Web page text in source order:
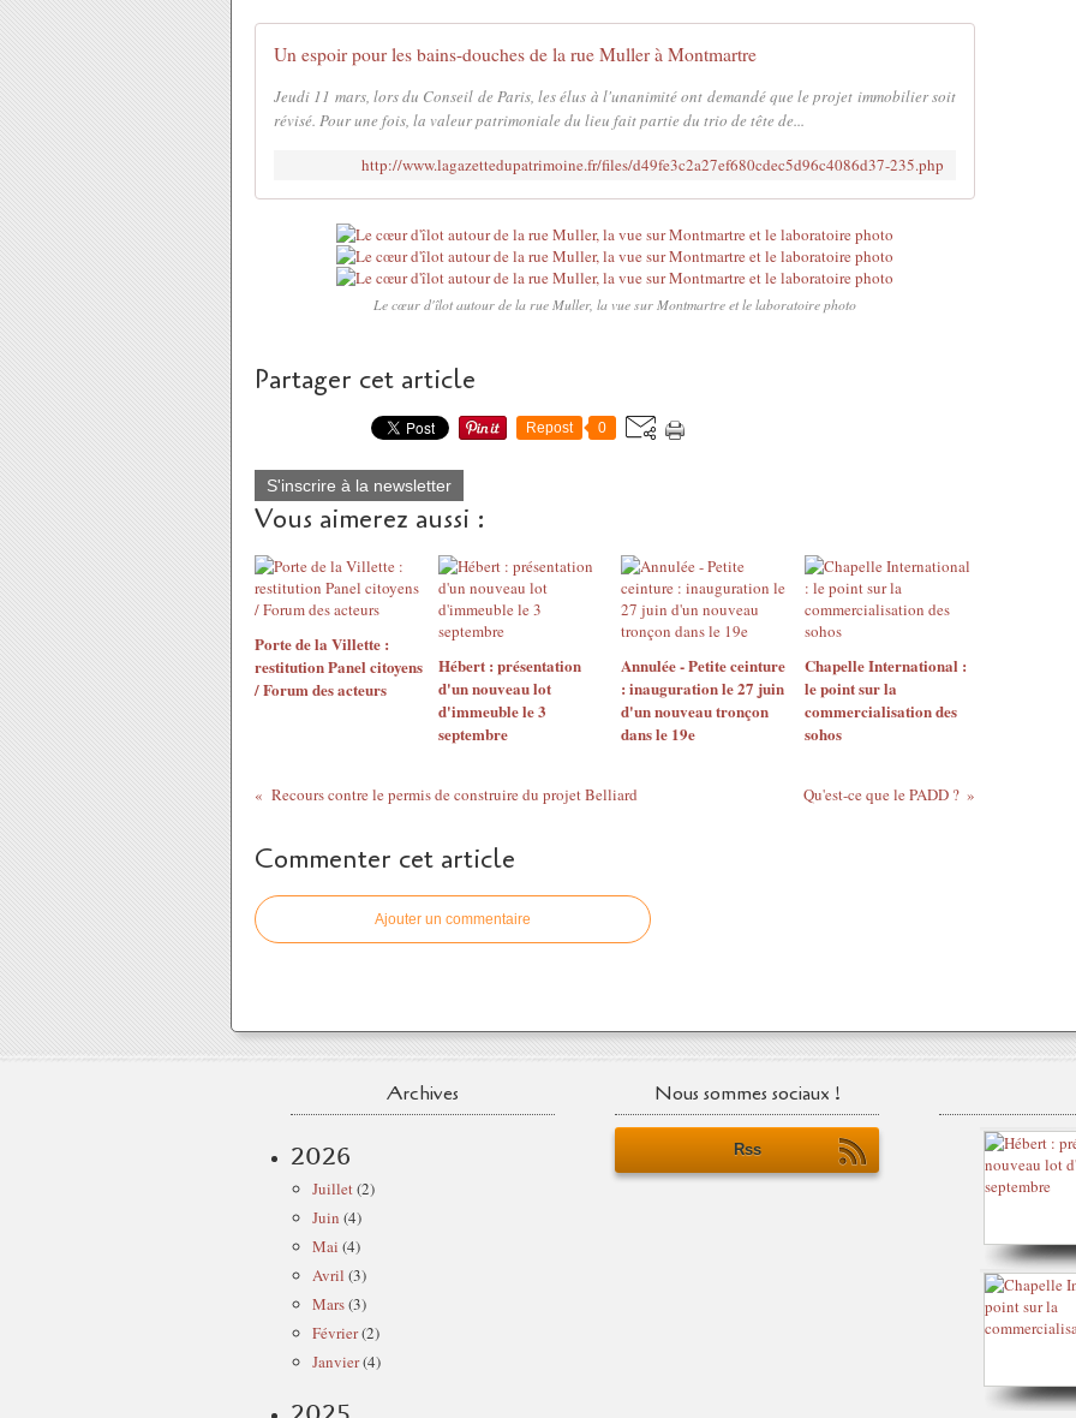
Un espoir pour les bains-douches de la rue Muller à Montmartre
Jeudi 11 mars, lors du Conseil de Paris, les élus à l'unanimité ont demandé que le projet immobilier soit
révisé. Pour une fois, la valeur patrimoniale du lieu fait partie du trio de tête de...
http://www.lagazettedupatrimoine.fr/files/d49fe3c2a27ef680cdec5d96c4086d37-235.php
Le cœur d'îlot autour de la rue Muller, la vue sur Montmartre et le laboratoire photo
Partager cet article
Repost 0
S'inscrire à la newsletter
Vous aimerez aussi :
Porte de la Villette :
restitution Panel citoyens
/ Forum des acteurs
Hébert : présentation
d'un nouveau lot
d'immeuble le 3
septembre
Annulée - Petite ceinture
: inauguration le 27 juin
d'un nouveau tronçon
dans le 19e
Chapelle International :
le point sur la
commercialisation des
sohos
Recours contre le permis de construire du projet Belliard Qu'est-ce que le PADD ?
Commenter cet article
Ajouter un commentaire
Archives
2026
Juillet(2)
Juin (4)
Mai (4)
Avril (3)
Mars(3)
Février(2)
Janvier(4)
Nous sommes sociaux !
Rss